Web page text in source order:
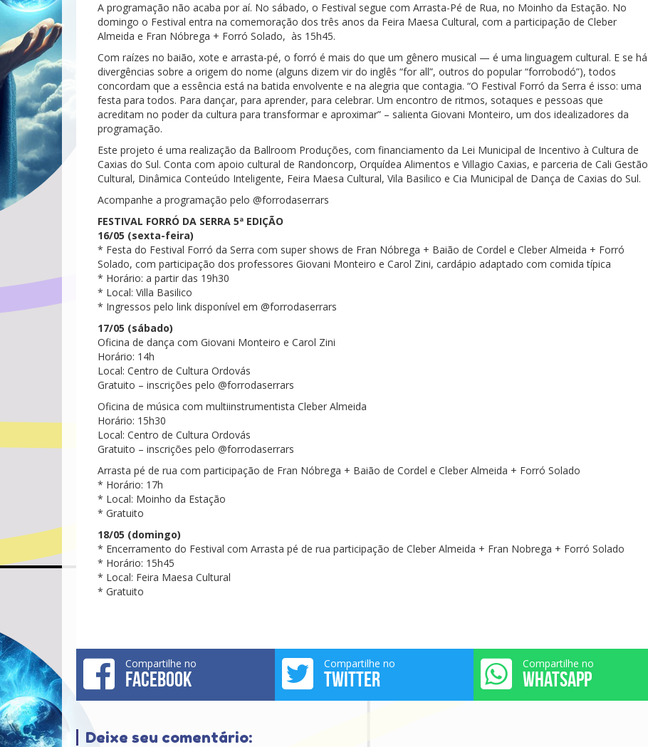
A programação não acaba por aí. No sábado, o Festival segue com Arrasta-Pé de Rua, no Moinho da Estação. No
domingo o Festival entra na comemoração dos três anos da Feira Maesa Cultural, com a participação de Cleber
Almeida e Fran Nóbrega + Forró Solado, às 15h45.
Com raízes no baião, xote e arrasta-pé, o forró é mais do que um gênero musical — é uma linguagem cultural. E se há
divergências sobre a origem do nome (alguns dizem vir do inglês “for all”, outros do popular “forrobodó”), todos
concordam que a essência está na batida envolvente e na alegria que contagia. “O Festival Forró da Serra é isso: uma
festa para todos. Para dançar, para aprender, para celebrar. Um encontro de ritmos, sotaques e pessoas que
acreditam no poder da cultura para transformar e aproximar” – salienta Giovani Monteiro, um dos idealizadores da
programação.
Este projeto é uma realização da Ballroom Produções, com financiamento da Lei Municipal de Incentivo à Cultura de
Caxias do Sul. Conta com apoio cultural de Randoncorp, Orquídea Alimentos e Villagio Caxias, e parceria de Cali Gestão
Cultural, Dinâmica Conteúdo Inteligente, Feira Maesa Cultural, Vila Basilico e Cia Municipal de Dança de Caxias do Sul.
Acompanhe a programação pelo @forrodaserrars
FESTIVAL FORRÓ DA SERRA 5ª EDIÇÃO
16/05 (sexta-feira)
* Festa do Festival Forró da Serra com super shows de Fran Nóbrega + Baião de Cordel e Cleber Almeida + Forró
Solado, com participação dos professores Giovani Monteiro e Carol Zini, cardápio adaptado com comida típica
* Horário: a partir das 19h30
* Local: Villa Basilico
* Ingressos pelo link disponível em @forrodaserrars
17/05 (sábado)
Oficina de dança com Giovani Monteiro e Carol Zini
Horário: 14h
Local: Centro de Cultura Ordovás
Gratuito – inscrições pelo @forrodaserrars
Oficina de música com multiinstrumentista Cleber Almeida
Horário: 15h30
Local: Centro de Cultura Ordovás
Gratuito – inscrições pelo @forrodaserrars
Arrasta pé de rua com participação de Fran Nóbrega + Baião de Cordel e Cleber Almeida + Forró Solado
* Horário: 17h
* Local: Moinho da Estação
* Gratuito
18/05 (domingo)
* Encerramento do Festival com Arrasta pé de rua participação de Cleber Almeida + Fran Nobrega + Forró Solado
* Horário: 15h45
* Local: Feira Maesa Cultural
* Gratuito
Compartilhe no
FACEBOOK
Compartilhe no
TWITTER
Compartilhe no
WHATSAPP
Deixe seu comentário: